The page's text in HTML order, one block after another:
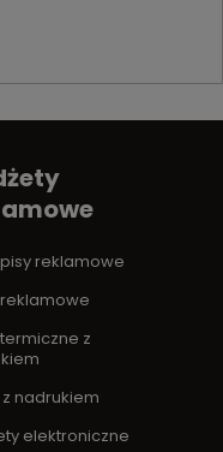
reklamowe
z
nadrukiem
elektroniczne